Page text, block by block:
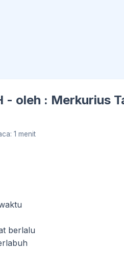
- oleh : Merkurius
1 menit
berlalu